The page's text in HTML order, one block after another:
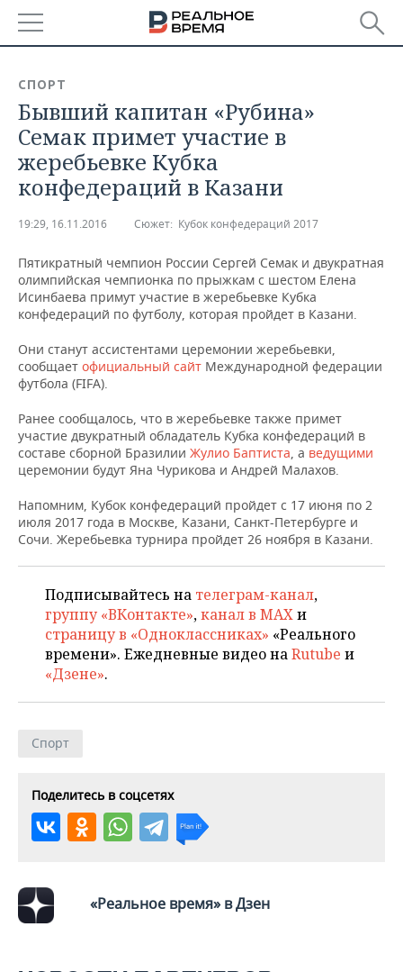
БАШКОРТОСТАН
ТАТАРСТАН
УДМУРТИЯ
НОВОСТИ
АНАЛИТИКА
НОВОСТИ АНАЛИТИКИ
ДЕКЛАРАЦИИ О ДОХОДАХ
КОРОЛИ ГОСЗАКАЗА ПФО
ВУЗЫ ТАТАРСТАНА
КОМУ ПРИНАДЛЕЖАТ
ТОРГОВЫЕ ЦЕНТРЫ
ТАТАРСТАНА
ЭКОНОМИКА
НОВОСТИ ЭКОНОМИКИ
ФИНАНСЫ
БАНКИ
БЮДЖЕТ
ИНВЕСТИЦИИ
ПРОМЫШЛЕННОСТЬ
НОВОСТИ
ПРОМЫШЛЕННОСТИ
АГРОПРОМ
МАШИНОСТРОЕНИЕ
НЕФТЕХИМИЯ
НЕФТЬ
ЭНЕРГЕТИКА
НЕДВИЖИМОСТЬ
НОВОСТИ НЕДВИЖИМОСТИ
АВТО
НОВОСТИ АВТО
БИЗНЕС
НОВОСТИ БИЗНЕСА
РОЗНИЧНАЯ ТОРГОВЛЯ
ТРАНСПОРТ
УСЛУГИ
ТЕХНОЛОГИИ
НОВОСТИ ТЕХНОЛОГИЙ
IT
МЕДИА
ТЕЛЕКОММУНИКАЦИИ
МЕРОПРИЯТИЯ
НОВОСТИ МЕРОПРИЯТИЙ
ВЫЕЗДНАЯ РЕДАКЦИЯ
БИЗНЕС-БРАНЧИ
ONLINE-КОНФЕРЕНЦИИ
ОТКРЫТАЯ ЛЕКЦИЯ
СПОРТ
НОВОСТИ СПОРТА
ФУТБОЛ
ХОККЕЙ
БАСКЕТБОЛ
ВОЛЕЙБОЛ
ВОДНЫЕ ВИДЫ СПОРТА
ОБЩЕСТВО
НОВОСТИ ОБЩЕСТВА
ВЛАСТЬ
ИНФРАСТРУКТУРА
ИСТОРИЯ
ОБРАЗОВАНИЕ
ФОТОГАЛЕРЕЯ
СЮЖЕТЫ
СПРАВОЧНИК
СПИСОК ПЕРСОН
ПОЛНАЯ ВЕРСИЯ
СПОРТ
Бывший капитан «Рубина»
Семак примет участие в
жеребьевке Кубка
конфедераций в Казани
19:29, 16.11.2016 Сюжет: Кубок конфедераций 2017
Пятикратный чемпион России Сергей Семак и двукратная
олимпийская чемпионка по прыжкам с шестом Елена
Исинбаева примут участие в жеребьевке Кубка
конфедераций по футболу, которая пройдет в Казани.
Они станут ассистентами церемонии жеребьевки,
сообщает официальный сайт Международной федерации
футбола (FIFA).
Ранее сообщалось, что в жеребьевке также примет
участие двукратный обладатель Кубка конфедераций в
составе сборной Бразилии Жулио Баптиста, а ведущими
церемонии будут Яна Чурикова и Андрей Малахов.
Напомним, Кубок конфедераций пройдет с 17 июня по 2
июля 2017 года в Москве, Казани, Санкт-Петербурге и
Сочи. Жеребьевка турнира пройдет 26 ноября в Казани.
Подписывайтесь на телеграм-канал,
группу «ВКонтакте»,канал в MAXи
страницу в «Одноклассниках» «Реального
времени». Ежедневные видео наRutube и
«Дзене».
Спорт
Поделитесь в соцсетях
«Реальное время» в Дзен